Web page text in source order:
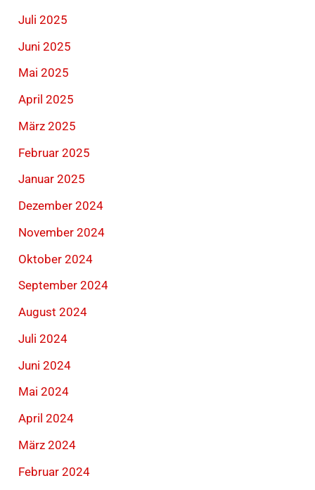
Juli 2025
Juni 2025
Mai 2025
April 2025
März 2025
Februar 2025
Januar 2025
Dezember 2024
November 2024
Oktober 2024
September 2024
August 2024
Juli 2024
Juni 2024
Mai 2024
April 2024
März 2024
Februar 2024